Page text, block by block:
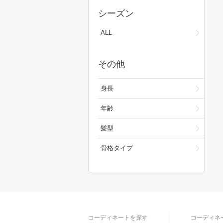
バッグ
ベースメイク
フレグランス
シーズン
ALL
その他
身長
年齢
髪型
骨格タイプ
コーディネートを探す コーディネ